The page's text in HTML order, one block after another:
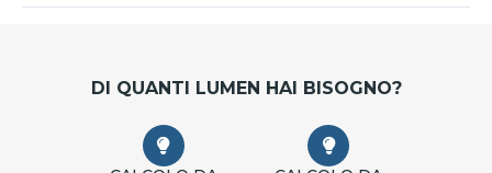
DI QUANTI LUMEN HAI BISOGNO?